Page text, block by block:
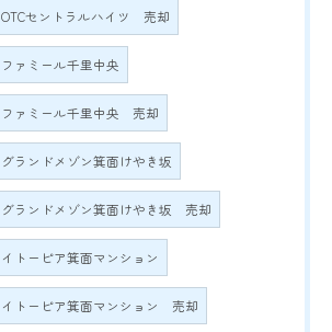
OTCセントラルハイツ 売却
ファミール千里中央
ファミール千里中央 売却
グランドメゾン箕面けやき坂
グランドメゾン箕面けやき坂 売却
イトーピア箕面マンション
イトーピア箕面マンション 売却